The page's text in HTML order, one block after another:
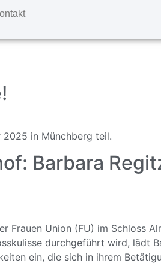
2025 in Münchberg teil.
Barbara
Frauen Union (FU) im Schloss
durchgeführt wird, lädt
ein, die sich in ihrem